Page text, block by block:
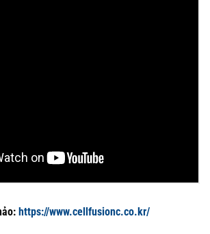
https://www.cellfusionc.co.kr/